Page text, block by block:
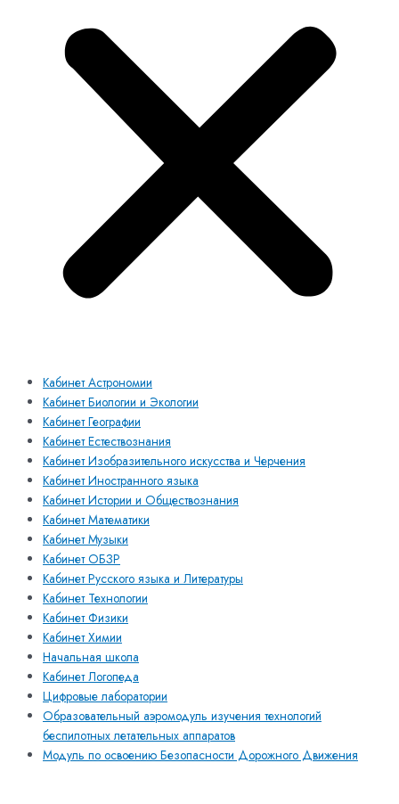
Кабинет Астрономии
Кабинет Биологии и Экологии
Кабинет Географии
Кабинет Естествознания
Кабинет Изобразительного искусства и Черчения
Кабинет Иностранного языка
Кабинет Истории и Обществознания
Кабинет Математики
Кабинет Музыки
Кабинет ОБЗР
Кабинет Русского языка и Литературы
Кабинет Технологии
Кабинет Физики
Кабинет Химии
Начальная школа
Кабинет Логопеда
Цифровые лаборатории
Образовательный аэромодуль изучения технологий
беспилотных летательных аппаратов
Модуль по освоению Безопасности Дорожного Движения